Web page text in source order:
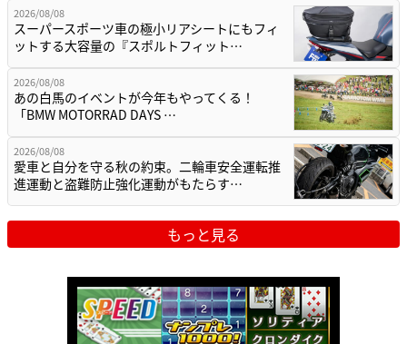
2026/08/08
スーパースポーツ車の極小リアシートにもフィ
ットする大容量の『スポルトフィット…
2026/08/08
あの白馬のイベントが今年もやってくる！
「BMW MOTORRAD DAYS …
2026/08/08
愛車と自分を守る秋の約束。二輪車安全運転推
進運動と盗難防止強化運動がもたらす…
もっと見る